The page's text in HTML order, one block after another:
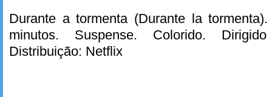
Durante a tormenta (Durante la
minutos. Suspense. Colorido.
Distribuição: Netflix